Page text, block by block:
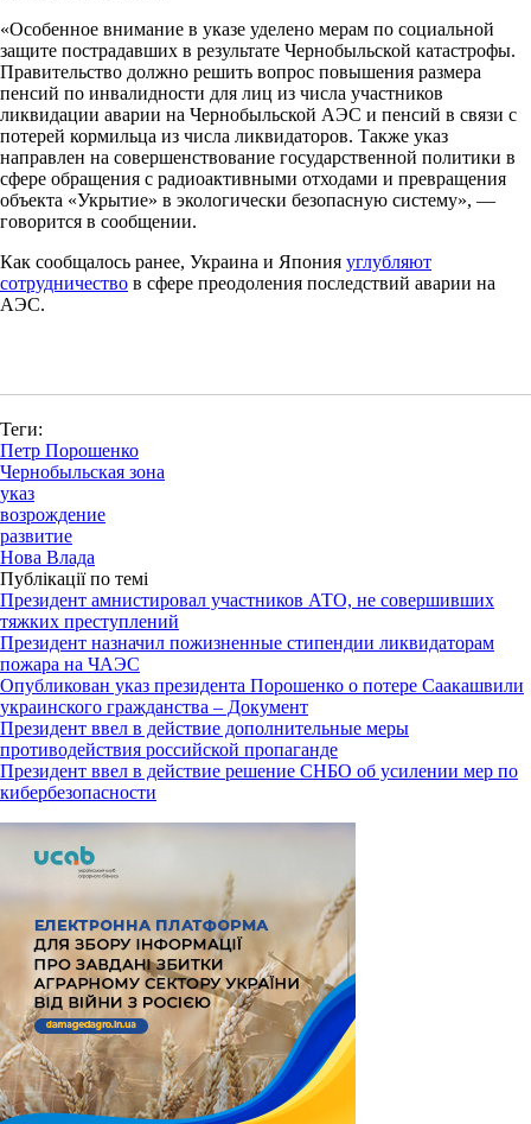
«Особенное внимание в указе уделено мерам по социальной
защите пострадавших в результате Чернобыльской катастрофы.
Правительство должно решить вопрос повышения размера
пенсий по инвалидности для лиц из числа участников
ликвидации аварии на Чернобыльской АЭС и пенсий в связи с
потерей кормильца из числа ликвидаторов. Также указ
направлен на совершенствование государственной политики в
сфере обращения с радиоактивными отходами и превращения
объекта «Укрытие» в экологически безопасную систему», —
говорится в сообщении.
Как сообщалось ранее, Украина и Япония углубляют
сотрудничество в сфере преодоления последствий аварии на
АЭС.
Теги:
Петр Порошенко
Чернобыльская зона
указ
возрождение
развитие
Нова Влада
Публікації по темі
Президент амнистировал участников АТО, не совершивших
тяжких преступлений
Президент назначил пожизненные стипендии ликвидаторам
пожара на ЧАЭС
Опубликован указ президента Порошенко о потере Саакашвили
украинского гражданства – Документ
Президент ввел в действие дополнительные меры
противодействия российской пропаганде
Президент ввел в действие решение СНБО об усилении мер по
кибербезопасности